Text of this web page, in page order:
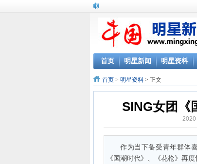
首页 明星新闻 明星资料
首页 > 明星资料 > 正文
SING女团《
作为当下备受青年群体
《国潮时代》、《花枪》再